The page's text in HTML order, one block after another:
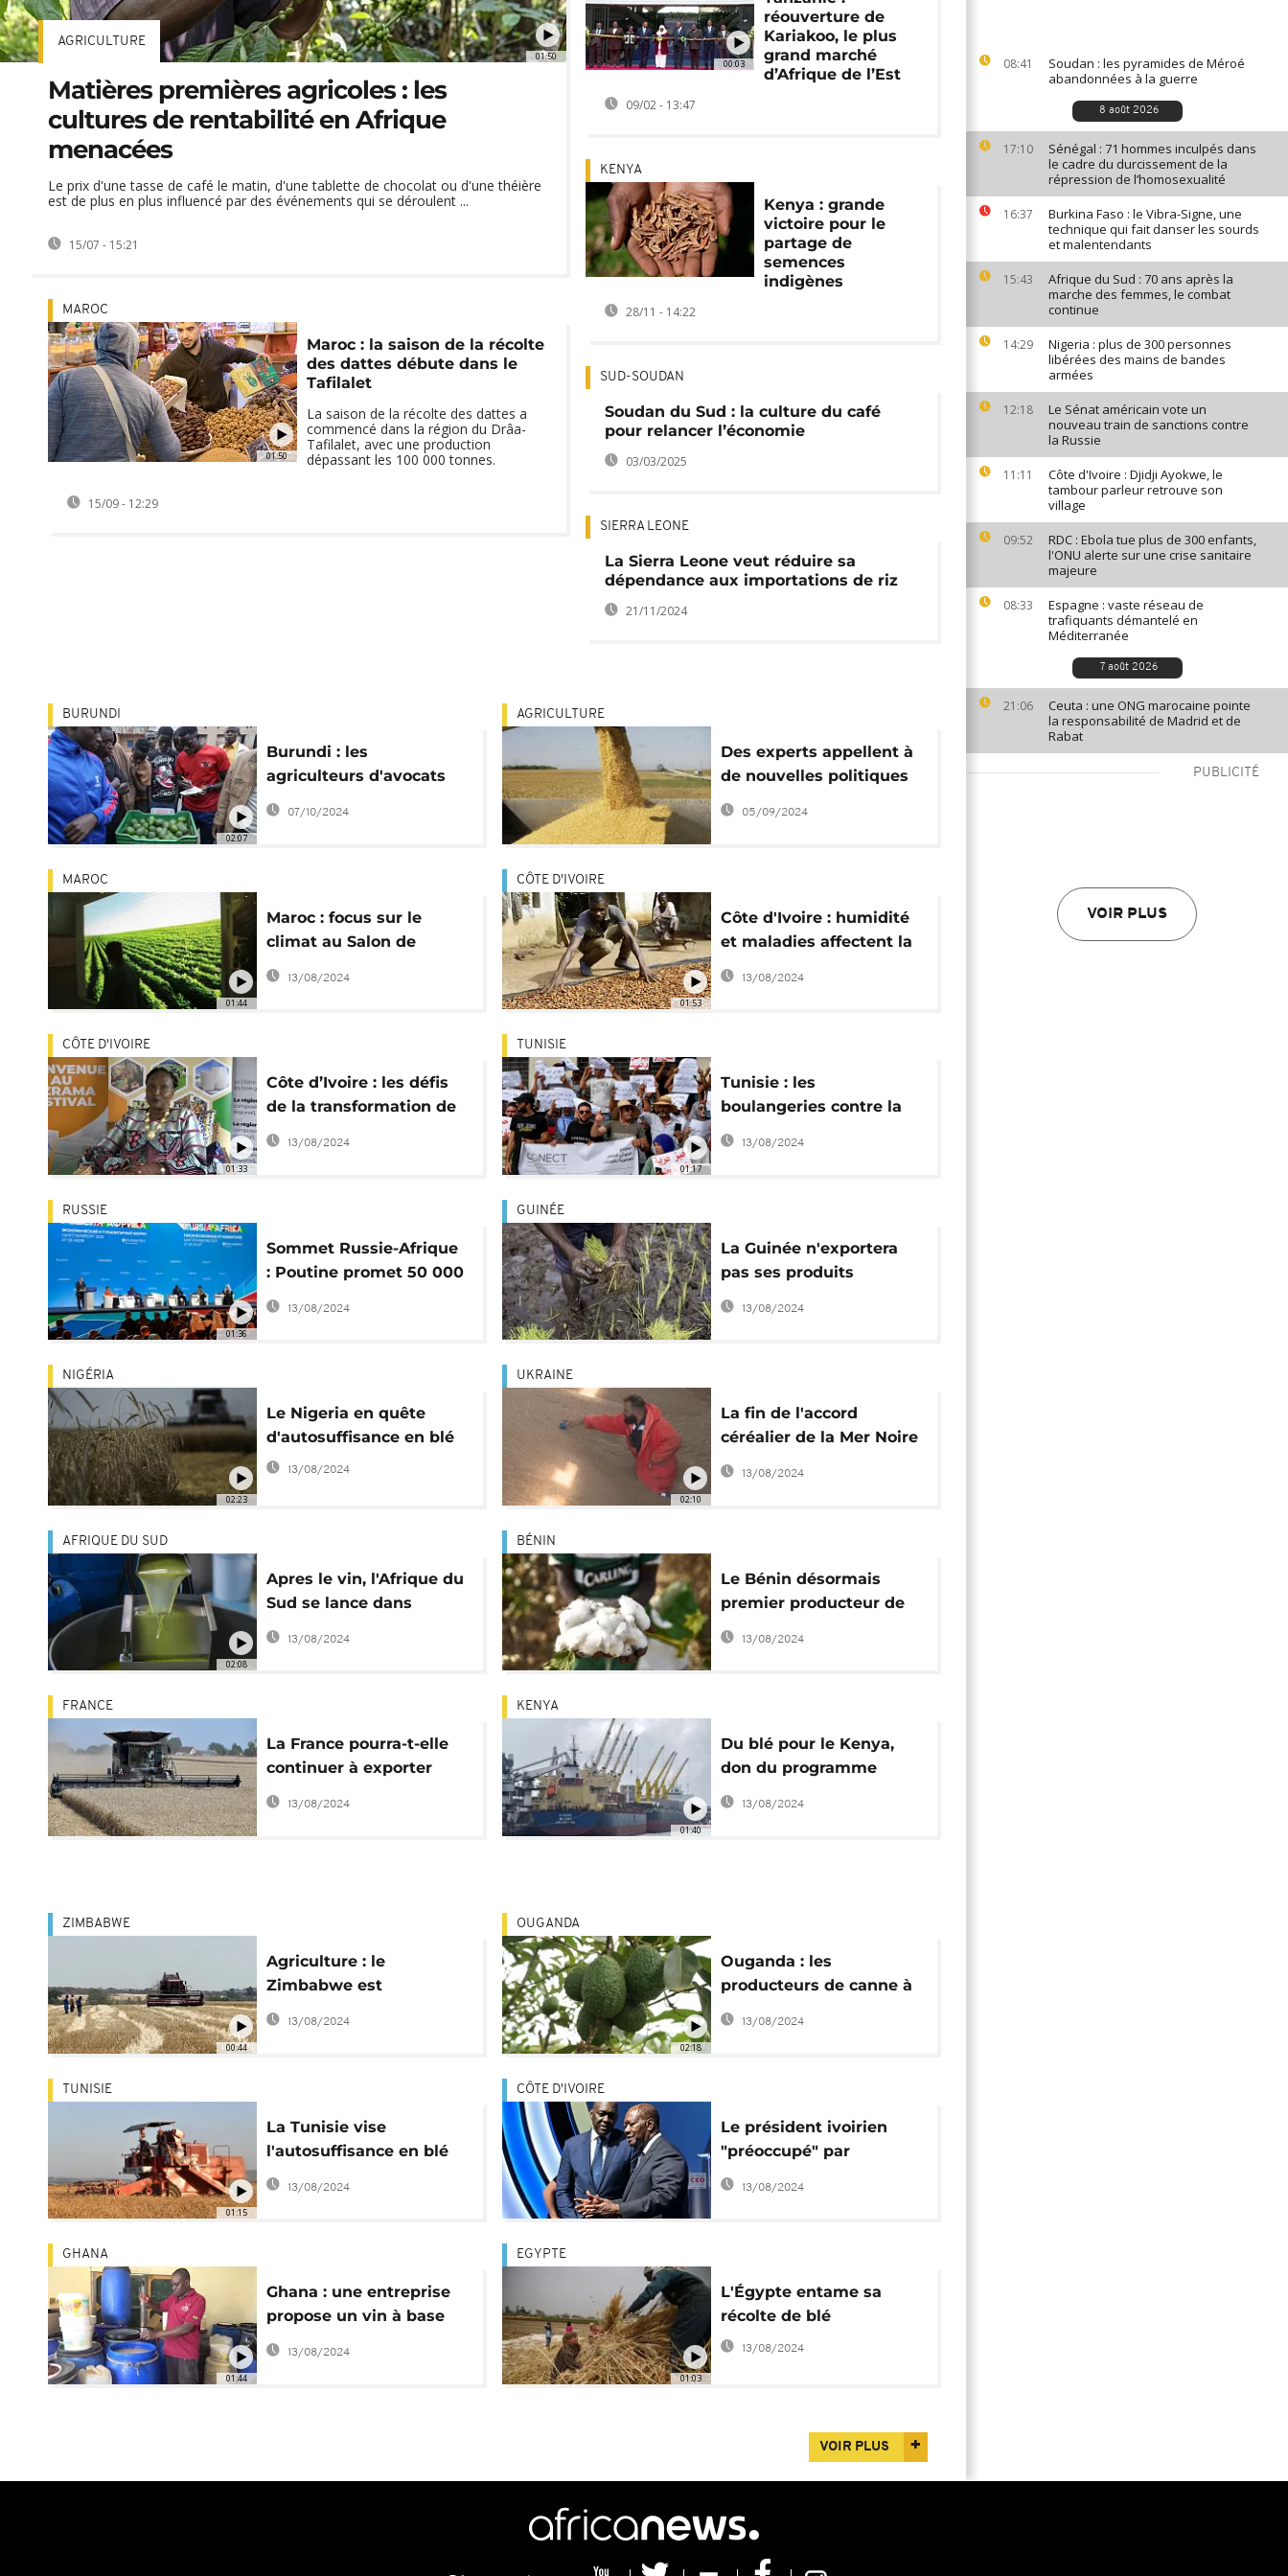
08:41
Soudan : les pyramides de Méroé
abandonnées à la guerre
8 août 2026
17:10
Sénégal : 71 hommes inculpés dans
le cadre du durcissement de la
répression de l’homosexualité
16:37
Burkina Faso : le Vibra-Signe, une
technique qui fait danser les sourds
et malentendants
15:43
Afrique du Sud : 70 ans après la
marche des femmes, le combat
continue
14:29
Nigeria : plus de 300 personnes
libérées des mains de bandes
armées
12:18
Le Sénat américain vote un
nouveau train de sanctions contre
la Russie
11:11
Côte d'Ivoire : Djidji Ayokwe, le
tambour parleur retrouve son
village
09:52
RDC : Ebola tue plus de 300 enfants,
l'ONU alerte sur une crise sanitaire
majeure
08:33
Espagne : vaste réseau de
trafiquants démantelé en
Méditerranée
7 août 2026
21:06
Ceuta : une ONG marocaine pointe
la responsabilité de Madrid et de
Rabat
PUBLICITÉ
VOIR PLUS
01:50
AGRICULTURE
Matières premières agricoles : les
cultures de rentabilité en Afrique
menacées
Le prix d'une tasse de café le matin, d'une tablette de chocolat ou d'une théière
est de plus en plus influencé par des événements qui se déroulent ...
15/07 - 15:21
01:50
MAROC
Maroc : la saison de la récolte
des dattes débute dans le
Tafilalet
La saison de la récolte des dattes a
commencé dans la région du Drâa-
Tafilalet, avec une production
dépassant les 100 000 tonnes.
15/09 - 12:29
00:03
réouverture de
Kariakoo, le plus
grand marché
d’Afrique de l’Est
09/02 - 13:47
KENYA
Kenya : grande
victoire pour le
partage de
semences
indigènes
28/11 - 14:22
SUD-SOUDAN
Soudan du Sud : la culture du café
pour relancer l’économie
03/03/2025
SIERRA LEONE
La Sierra Leone veut réduire sa
dépendance aux importations de riz
21/11/2024
02:07
BURUNDI
Burundi : les
agriculteurs d'avocats
s'associent en
coopérative
07/10/2024
AGRICULTURE
Des experts appellent à
de nouvelles politiques
agroalimentaires
africaines
05/09/2024
01:44
MAROC
Maroc : focus sur le
climat au Salon de
l'Agriculture
13/08/2024
01:53
CÔTE D'IVOIRE
Côte d'Ivoire : humidité
et maladies affectent la
récolte de cacao
13/08/2024
01:33
CÔTE D'IVOIRE
Côte d’Ivoire : les défis
de la transformation de
produits agro-pastoraux
13/08/2024
01:17
TUNISIE
Tunisie : les
boulangeries contre la
fin des subventions sur
la farine
13/08/2024
01:36
RUSSIE
Sommet Russie-Afrique
: Poutine promet 50 000
tonnes de céréales
13/08/2024
GUINÉE
La Guinée n'exportera
pas ses produits
agricoles pour préserver
ses stocks
13/08/2024
02:23
NIGÉRIA
Le Nigeria en quête
d'autosuffisance en blé
13/08/2024
02:10
UKRAINE
La fin de l'accord
céréalier de la Mer Noire
et son impact en
13/08/2024
02:08
AFRIQUE DU SUD
Apres le vin, l'Afrique du
Sud se lance dans
l'huile d'olive
13/08/2024
BÉNIN
Le Bénin désormais
premier producteur de
coton en Afrique
13/08/2024
FRANCE
La France pourra-t-elle
continuer à exporter
son blé vers l'Afrique ?
13/08/2024
01:40
KENYA
Du blé pour le Kenya,
don du programme
"Grain From Ukraine"
13/08/2024
00:44
ZIMBABWE
Agriculture : le
Zimbabwe est
autosuffisant en blé
13/08/2024
02:18
OUGANDA
Ouganda : les
producteurs de canne à
sucre passent à l'avocat
Hass
13/08/2024
01:15
TUNISIE
La Tunisie vise
l'autosuffisance en blé
dur
13/08/2024
CÔTE D'IVOIRE
Le président ivoirien
"préoccupé" par
l'inflation et la pénurie
de blé
13/08/2024
01:44
GHANA
Ghana : une entreprise
propose un vin à base
de cacao
13/08/2024
01:03
EGYPTE
L'Égypte entame sa
récolte de blé
13/08/2024
VOIR PLUS